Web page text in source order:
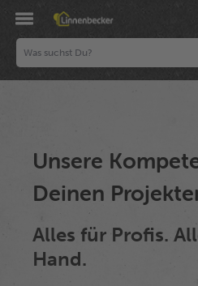
Unsere
Deinen
Alles für Profis.
Hand.